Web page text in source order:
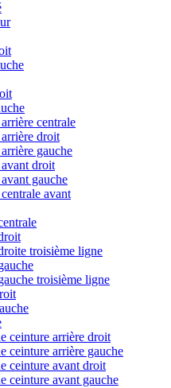
centrale
droit
gauche
droit
gauche
avant
troisième ligne
troisième ligne
ceinture arrière droit
ceinture arrière gauche
ceinture avant droit
ceinture avant gauche